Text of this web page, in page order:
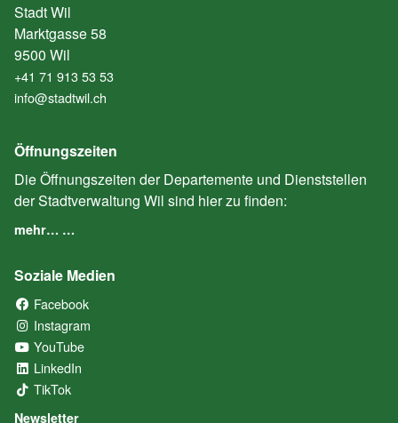
Stadt Wil
Marktgasse 58
9500 Wil
+41 71 913 53 53
info@stadtwil.ch
Öffnungszeiten
Die Öffnungszeiten der Departemente und Dienststellen
der Stadtverwaltung Wil sind hier zu finden:
mehr… …
Soziale Medien
Facebook
Instagram
YouTube
LinkedIn
TikTok
Newsletter